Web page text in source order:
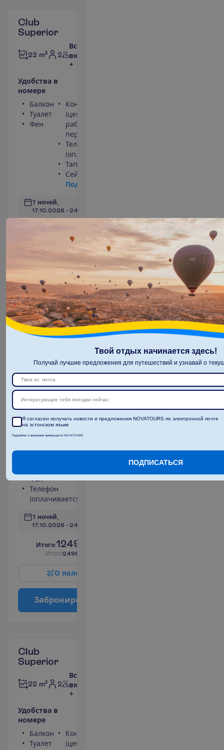
Club
Superior
22 m² 2
Все
включено
+
Удобства в
номере
Балкон
Туалет
Фен
Кондиционер
(центральный,
работает
периодически)
Телефон
(оплачивается)
Тапочки
Сейф
Под
7 ночей,
17.10.2026 - 24.10.2026
€/чел.
2498.00 €/группу
е
Забронировать
Main
28 m²
+
но
Кондиционер
(центральный,
работает
Фен
Телефон
(оплачивается)
Сейф
Беспроводной
интернет
7 ночей,
17.10.2026 - 24.10.2026
Итого:1249.00
Итого2498.00
О поле
Заброниро
Club
Superior
22 m² 2
Все
включено
+
Удобства в
номере
Балкон
Туалет
Кондиционер
(центральный,
Твой отдых начинается здесь!
Получай лучшие предложения для путешествий и узнавай о
Интересующие тебя поездки сейчас
Я согласен получать новости и предложения NOVATOURS по электронной почте
на эстонском языке
Подробнее о программе преимуществ NOVATOURS
ПОДПИСАТЬСЯ